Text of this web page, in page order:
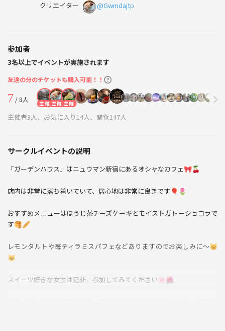
クリエイター
@Gwmdajtp
参加者
3名以上でイベントが実施されます
友達の分のチケットも購入可能！！
7/ 8人 主催 主催 主催
主催者3人、お気に入り14人、閲覧147人
サークルイベントの説明
「ガーデンハウス」はニュウマン新宿にあるオシャなカフェ🎀🍒
店内は非常に落ち着いていて、居心地は非常に良きです🎈🌷
おすすめメニューはほうじ茶チーズケーキとモイストガトーショコラで
す🥞🥖
レモンタルトや苺ティラミスパフェなどありますのでお楽しみに〜😽
😺
スイーツ好きな女性は是非、参加してみてください🌸🌺